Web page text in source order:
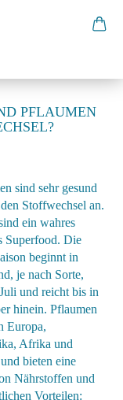
PFLAUMEN
sind sehr gesund
Stoffwechsel an.
ein wahres
Superfood. Die
beginnt in
je nach Sorte,
und reicht bis in
hinein. Pflaumen
Europa,
Afrika und
bieten eine
Nährstoffen und
Vorteilen: